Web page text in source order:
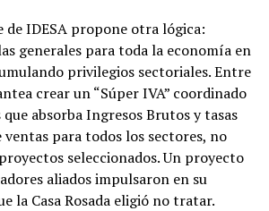
de IDESA propone otra lógica:
generales para toda la economía en
privilegios sectoriales. Entre
crear un “Súper IVA” coordinado
absorba Ingresos Brutos y tasas
para todos los sectores, no
seleccionados. Un proyecto
aliados impulsaron en su
la Casa Rosada eligió no tratar.